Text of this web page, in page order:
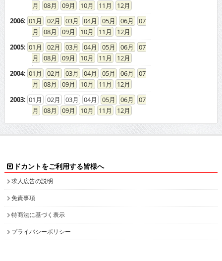
08
09 10 11
12
2006: 01 02 03 04 05 06
07
08
09 10 11
12
2005: 01 02 03 04 05 06
07
08
09 10 11
12
2004: 01 02 03 04 05 06
07
08
09 10 11
12
2003: 01 02 03 04 05 06
07
08
09 10 11 12
ドカントをご利用する皆様へ
求人広告の説明
免責事項
特商法に基づく表示
プライバシーポリシー